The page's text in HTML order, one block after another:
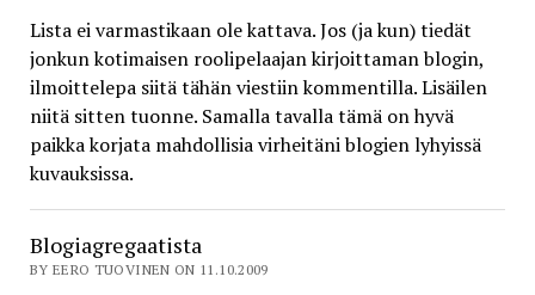
Lista ei varmastikaan ole kattava. Jos (ja kun) tiedät
jonkun kotimaisen roolipelaajan kirjoittaman blogin,
ilmoittelepa siitä tähän viestiin kommentilla. Lisäilen
niitä sitten tuonne. Samalla tavalla tämä on hyvä
paikka korjata mahdollisia virheitäni blogien lyhyissä
kuvauksissa.
Blogiagregaatista
BY EERO TUOVINEN ON 11.10.2009